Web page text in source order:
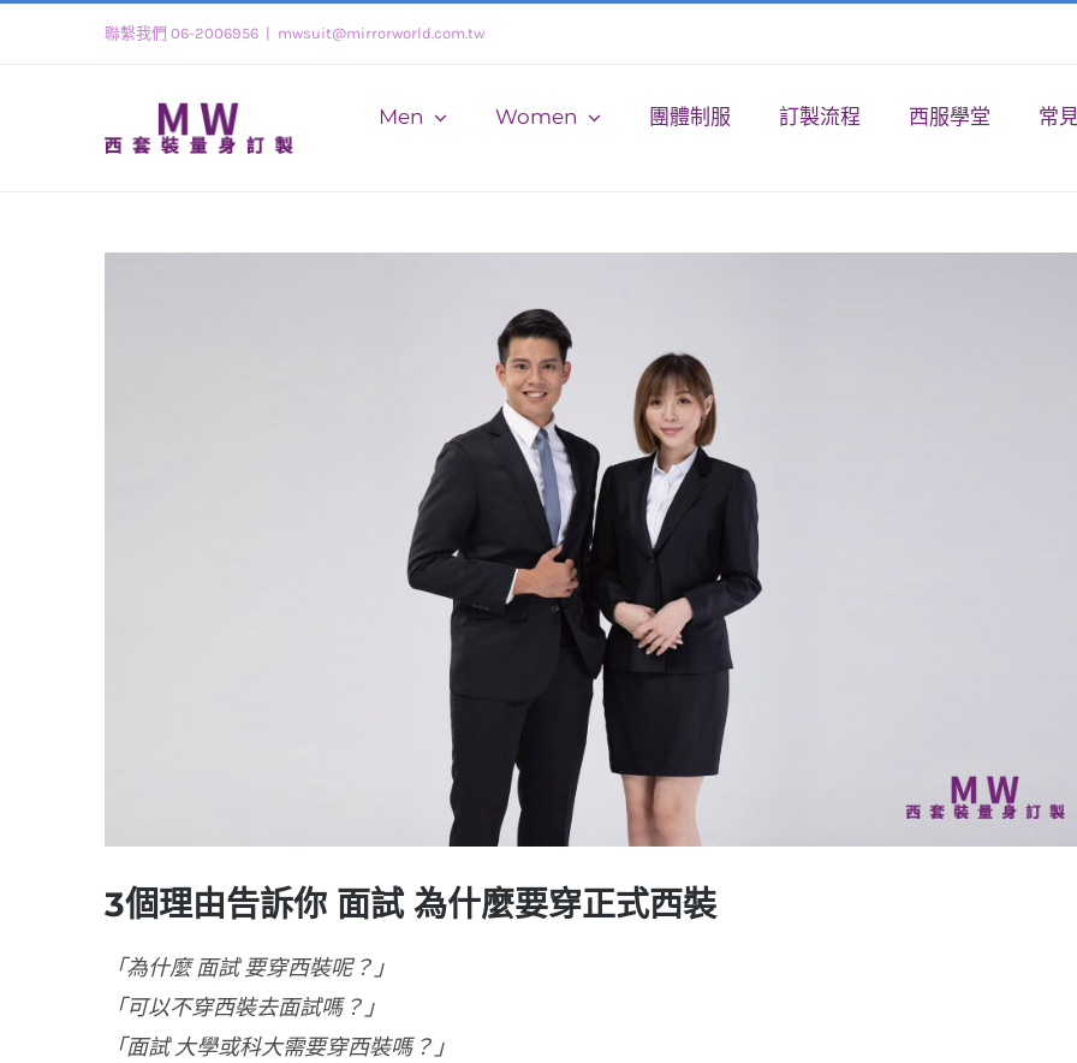
聯繫我們 06-2006956 mwsuit@mirrorworld.com.tw
Men Women 團體制服 訂製流程 西服學堂 常
3個理由告訴你 面試 為什麼要穿正式西裝
「為什麼 面試 要穿西裝呢？」
「可以不穿西裝去面試嗎？」
「面試 大學或科大需要穿西裝嗎？」